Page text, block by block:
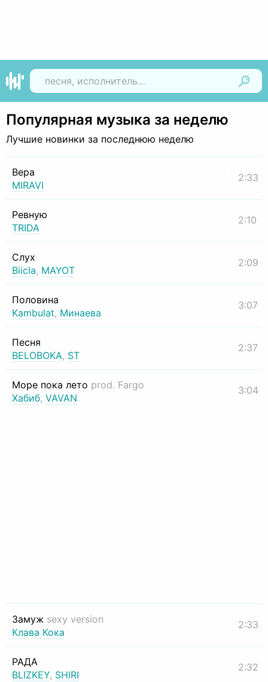
Популярная музыка за неделю
Лучшие новинки за последнюю неделю
Вера
MIRAVI
2:33
Ревную
TRIDA
2:10
Слух
Biicla, MAYOT
2:09
Половина
Kambulat, Минаева
3:07
Песня
BELOBOKA, ST
2:37
Море пока лето prod. Fargo
Хабиб, VAVAN
3:04
Замуж sexy version
Клава Кока
2:33
РАДА
BLIZKEY, SHIRI
2:32